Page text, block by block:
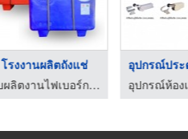
โรงงานผลิตถังแช่
รับผลิตงานไฟเบอร์กลาส - จิตต์ไฟเบอร์ เทค